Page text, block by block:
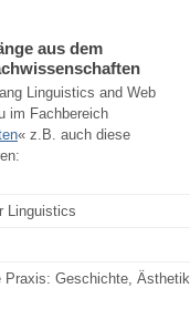
aus dem
Linguistics and Web
im Fachbereich
« z.B. auch diese
Linguistics
Praxis: Geschichte, Ästhetik,